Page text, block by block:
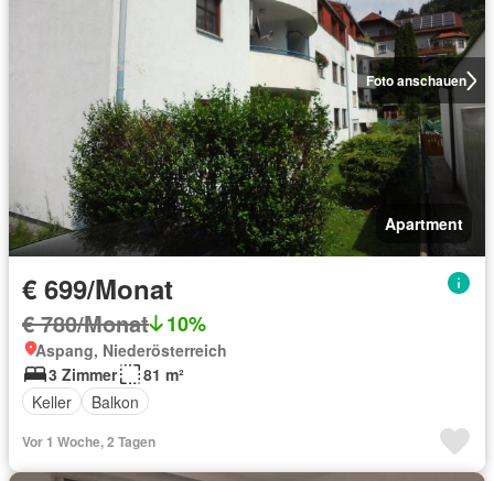
Foto anschauen
Apartment
€ 699/Monat
€ 780/Monat 10%
Aspang, Niederösterreich
3 Zimmer
81 m²
Keller
Balkon
Vor 1 Woche, 2 Tagen